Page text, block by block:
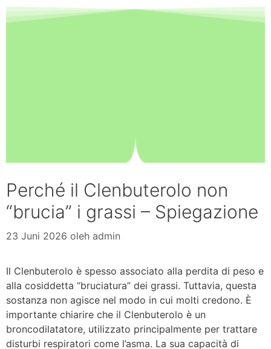
Perché il Clenbuterolo non
“brucia” i grassi – Spiegazione
23 Juni 2026 oleh admin
Il Clenbuterolo è spesso associato alla perdita di peso e
alla cosiddetta “bruciatura” dei grassi. Tuttavia, questa
sostanza non agisce nel modo in cui molti credono. È
importante chiarire che il Clenbuterolo è un
broncodilatatore, utilizzato principalmente per trattare
disturbi respiratori come l’asma. La sua capacità di